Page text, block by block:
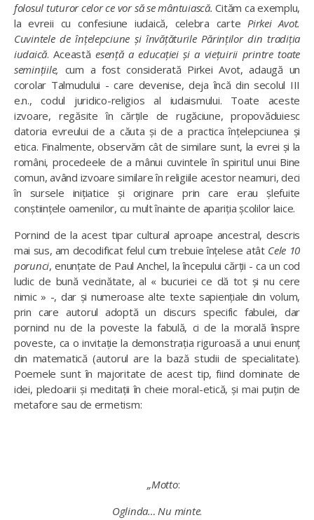
folosul tuturor celor ce vor să se mântuiască. Cităm ca exemplu,
la evreii cu confesiune iudaică, celebra cartePirkei Avot.
Cuvintele de înțelepciune și învățăturile Părinților din tradiția
iudaică. Aceastăesență a educației și a viețuirii printre toate
semințiile, cum a fost considerată Pirkei Avot, adaugă un
corolar Talmudului - care devenise, deja încă din secolul III
e.n., codul juridico-religios al iudaismului. Toate aceste
izvoare, regăsite în cărțile de rugăciune, propovăduiesc
datoria evreului de a căuta și de a practica înțelepciunea și
etica. Finalmente, observăm cât de similare sunt, la evrei și la
români, procedeele de a mânui cuvintele în spiritul unui Bine
comun, având izvoare similare în religiile acestor neamuri, deci
în sursele inițiatice și originare prin care erau șlefuite
conștiințele oamenilor, cu mult înainte de apariția școlilor laice.
Pornind de la acest tipar cultural aproape ancestral, descris
mai sus, am decodificat felul cum trebuie înțelese atât Cele 10
porunci, enunțate de Paul Anchel, la începului cărții - ca un cod
ludic de bună vecinătate, al « bucuriei ce dă tot și nu cere
nimic » -, dar și numeroase alte texte sapiențiale din volum,
prin care autorul adoptă un discurs specific fabulei, dar
pornind nu de la poveste la fabulă, ci de la morală înspre
poveste, ca o invitație la demonstrația riguroasă a unui enunț
din matematică (autorul are la bază studii de specialitate).
Poemele sunt în majoritate de acest tip, fiind dominate de
idei, pledoarii și meditații în cheie moral-etică, și mai puțin de
metafore sau de ermetism:
„Motto:
Oglinda… Nu minte.